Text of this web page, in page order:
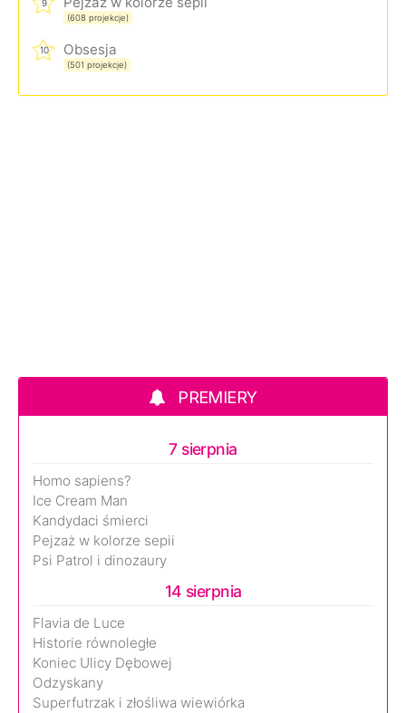
9
(608 projekcje)
10 Obsesja
(501 projekcje)
PREMIERY
7 sierpnia
Homo sapiens?
Ice Cream Man
Kandydaci śmierci
Pejzaż w kolorze sepii
Psi Patrol i dinozaury
14 sierpnia
Flavia de Luce
Historie równoległe
Koniec Ulicy Dębowej
Odzyskany
Superfutrzak i złośliwa wiewiórka